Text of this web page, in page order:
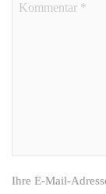
Ihre E-Mail-